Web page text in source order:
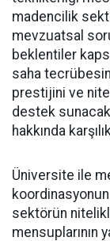
madencilik
mevzuatsal
beklentiler
saha
prestijini ve
destek
hakkında
Üniversite ile
sektörün
mensuplarının